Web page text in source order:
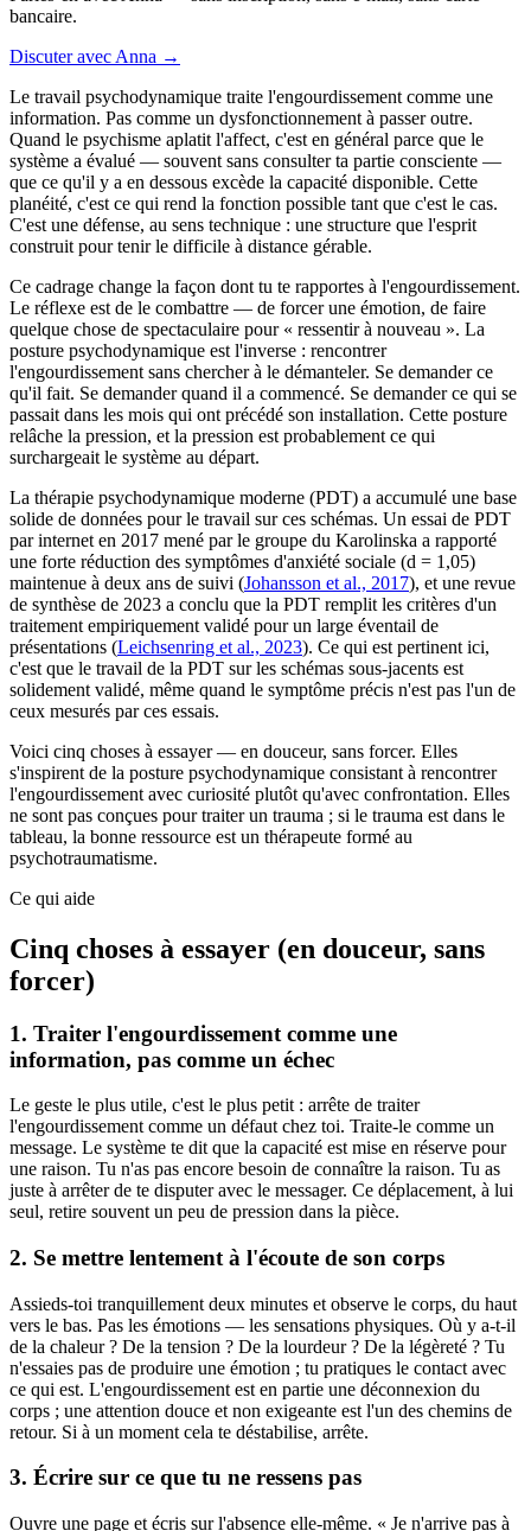
bancaire.
Discuter avec Anna →
Le travail psychodynamique traite l'engourdissement comme une
information. Pas comme un dysfonctionnement à passer outre.
Quand le psychisme aplatit l'affect, c'est en général parce que le
système a évalué — souvent sans consulter ta partie consciente —
que ce qu'il y a en dessous excède la capacité disponible. Cette
planéité, c'est ce qui rend la fonction possible tant que c'est le cas.
C'est une défense, au sens technique : une structure que l'esprit
construit pour tenir le difficile à distance gérable.
Ce cadrage change la façon dont tu te rapportes à l'engourdissement.
Le réflexe est de le combattre — de forcer une émotion, de faire
quelque chose de spectaculaire pour « ressentir à nouveau ». La
posture psychodynamique est l'inverse : rencontrer
l'engourdissement sans chercher à le démanteler. Se demander ce
qu'il fait. Se demander quand il a commencé. Se demander ce qui se
passait dans les mois qui ont précédé son installation. Cette posture
relâche la pression, et la pression est probablement ce qui
surchargeait le système au départ.
La thérapie psychodynamique moderne (PDT) a accumulé une base
solide de données pour le travail sur ces schémas. Un essai de PDT
par internet en 2017 mené par le groupe du Karolinska a rapporté
une forte réduction des symptômes d'anxiété sociale (d = 1,05)
maintenue à deux ans de suivi (Johansson et al., 2017), et une revue
de synthèse de 2023 a conclu que la PDT remplit les critères d'un
traitement empiriquement validé pour un large éventail de
présentations (Leichsenring et al., 2023). Ce qui est pertinent ici,
c'est que le travail de la PDT sur les schémas sous-jacents est
solidement validé, même quand le symptôme précis n'est pas l'un de
ceux mesurés par ces essais.
Voici cinq choses à essayer — en douceur, sans forcer. Elles
s'inspirent de la posture psychodynamique consistant à rencontrer
l'engourdissement avec curiosité plutôt qu'avec confrontation. Elles
ne sont pas conçues pour traiter un trauma ; si le trauma est dans le
tableau, la bonne ressource est un thérapeute formé au
psychotraumatisme.
Ce qui aide
Cinq choses à essayer (en douceur, sans
forcer)
1. Traiter l'engourdissement comme une
information, pas comme un échec
Le geste le plus utile, c'est le plus petit : arrête de traiter
l'engourdissement comme un défaut chez toi. Traite-le comme un
message. Le système te dit que la capacité est mise en réserve pour
une raison. Tu n'as pas encore besoin de connaître la raison. Tu as
juste à arrêter de te disputer avec le messager. Ce déplacement, à lui
seul, retire souvent un peu de pression dans la pièce.
2. Se mettre lentement à l'écoute de son corps
Assieds-toi tranquillement deux minutes et observe le corps, du haut
vers le bas. Pas les émotions — les sensations physiques. Où y a-t-il
de la chaleur ? De la tension ? De la lourdeur ? De la légèreté ? Tu
n'essaies pas de produire une émotion ; tu pratiques le contact avec
ce qui est. L'engourdissement est en partie une déconnexion du
corps ; une attention douce et non exigeante est l'un des chemins de
retour. Si à un moment cela te déstabilise, arrête.
3. Écrire sur ce que tu ne ressens pas
Ouvre une page et écris sur l'absence elle-même. « Je n'arrive pas à